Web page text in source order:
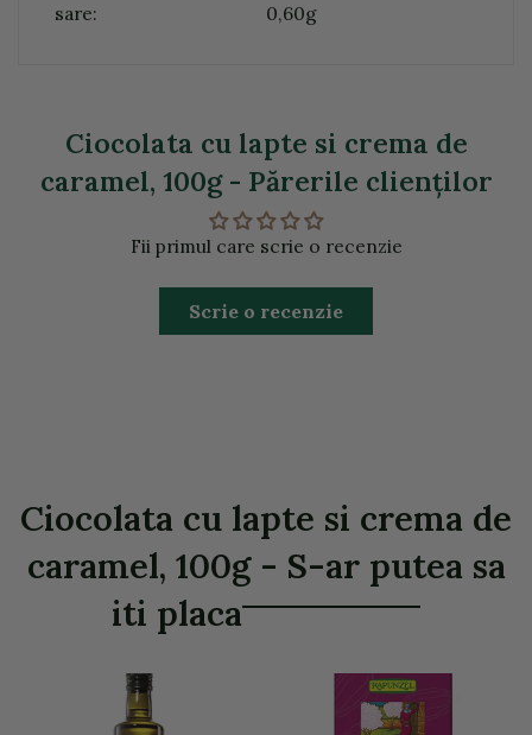
sare: 0,60g
Ciocolata cu lapte si crema de
caramel, 100g - Părerile clienţilor
Fii primul care scrie o recenzie
Scrie o recenzie
Ciocolata cu lapte si crema de
caramel, 100g - S-ar putea sa
iti placa